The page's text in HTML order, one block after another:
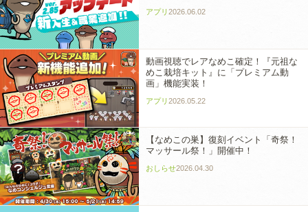
アプリ 2026.06.02
動画視聴でレアなめこ確定！『元祖な
めこ栽培キット』に「プレミアム動
画」機能実装！
アプリ 2026.05.22
【なめこの巣】復刻イベント「奇祭！
マッサール祭！」開催中！
おしらせ2026.04.30